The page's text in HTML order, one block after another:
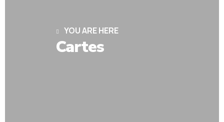
YOU ARE HERE
Cartes